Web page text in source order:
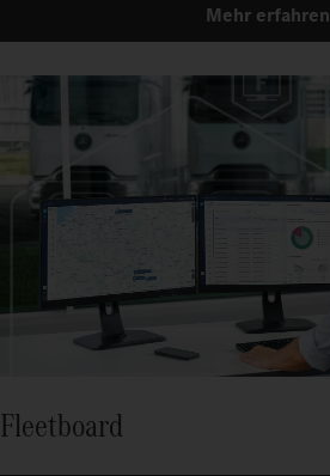
Mehr erfahren
Fleetboard